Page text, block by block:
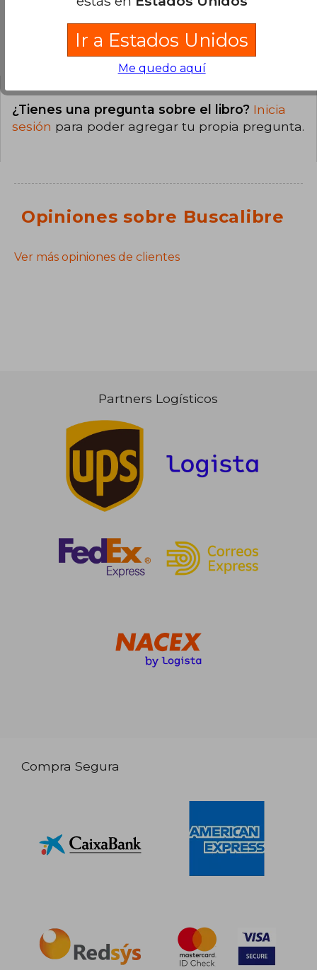
Preguntas y respuestas sobre el libro
¿Tienes una pregunta sobre el libro? Inicia
sesión para poder agregar tu propia pregunta.
Opiniones sobre Buscalibre
Ver más opiniones de clientes
Partners Logísticos
Compra Segura
Ir a Estados Unidos
Me quedo aquí